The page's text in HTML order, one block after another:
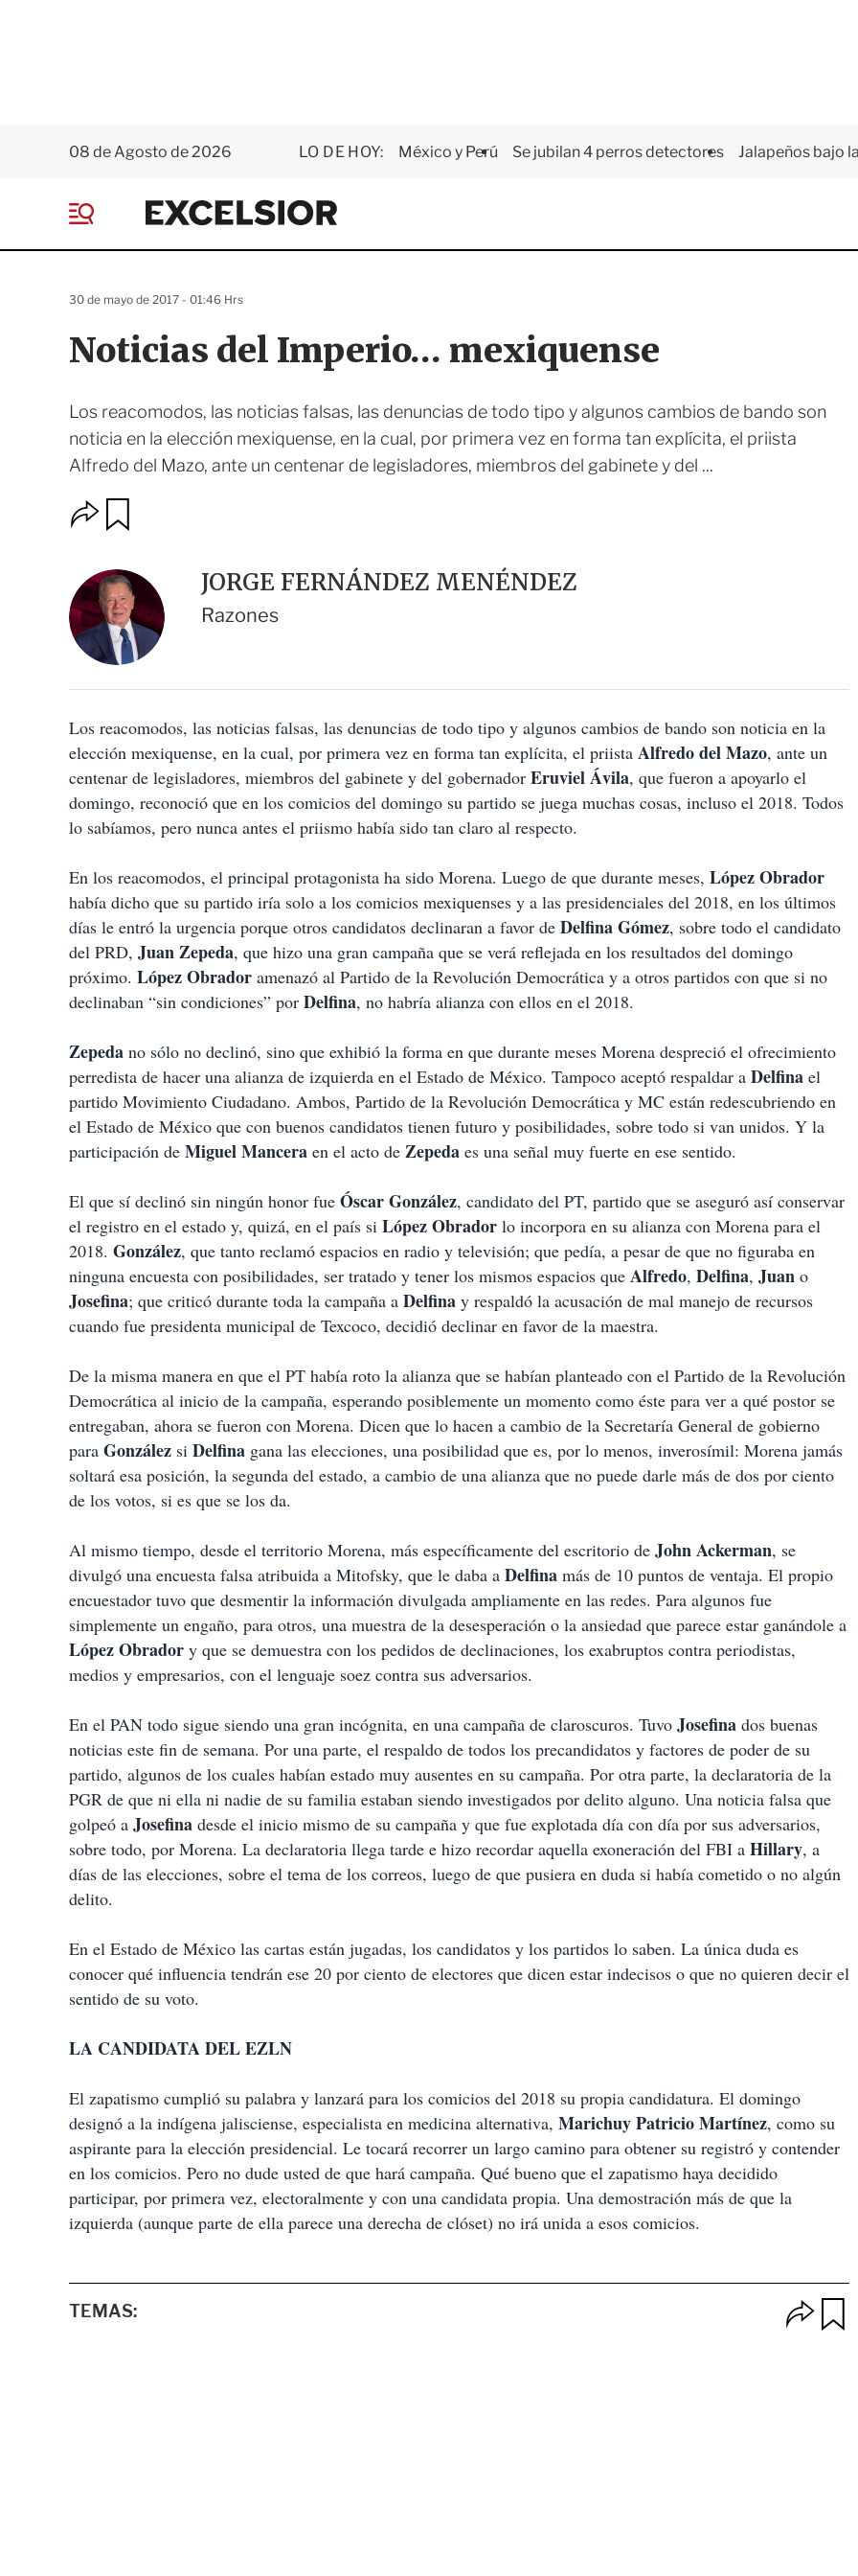
08 de Agosto de 2026 LO DE HOY: México y Perú Se jubilan 4 perros detectores Jalapeños bajo
E
x
e
r
e
Noticias del Imperio… mexiquense
Los reacomodos, las noticias falsas, las denuncias de todo tipo y algunos cambios de bando son
noticia en la elección mexiquense, en la cual, por primera vez en forma tan explícita, el priista
Alfredo del Mazo, ante un centenar de legisladores, miembros del gabinete y del ...
30 de mayo de 2017 - 01:46 Hrs
O
p
o
n
e
d
e
c
m
a
r
t
r
d
a
r
JORGE FERNÁNDEZ MENÉNDEZ
Razones
Los reacomodos, las noticias falsas, las denuncias de todo tipo y algunos cambios de bando son noticia en la
elección mexiquense, en la cual, por primera vez en forma tan explícita, el priista Alfredo del Mazo, ante un
centenar de legisladores, miembros del gabinete y del gobernador Eruviel Ávila, que fueron a apoyarlo el
domingo, reconoció que en los comicios del domingo su partido se juega muchas cosas, incluso el 2018. Todos
lo sabíamos, pero nunca antes el priismo había sido tan claro al respecto.
En los reacomodos, el principal protagonista ha sido Morena. Luego de que durante meses, López Obrador
había dicho que su partido iría solo a los comicios mexiquenses y a las presidenciales del 2018, en los últimos
días le entró la urgencia porque otros candidatos declinaran a favor de Delfina Gómez, sobre todo el candidato
del PRD, Juan Zepeda, que hizo una gran campaña que se verá reflejada en los resultados del domingo
próximo. López Obrador amenazó al Partido de la Revolución Democrática y a otros partidos con que si no
declinaban “sin condiciones” por Delfina, no habría alianza con ellos en el 2018.
Zepeda no sólo no declinó, sino que exhibió la forma en que durante meses Morena despreció el ofrecimiento
perredista de hacer una alianza de izquierda en el Estado de México. Tampoco aceptó respaldar a Delfina el
partido Movimiento Ciudadano. Ambos, Partido de la Revolución Democrática y MC están redescubriendo en
el Estado de México que con buenos candidatos tienen futuro y posibilidades, sobre todo si van unidos. Y la
participación de Miguel Mancera en el acto de Zepeda es una señal muy fuerte en ese sentido.
El que sí declinó sin ningún honor fue Óscar González, candidato del PT, partido que se aseguró así conservar
el registro en el estado y, quizá, en el país si López Obrador lo incorpora en su alianza con Morena para el
2018. González, que tanto reclamó espacios en radio y televisión; que pedía, a pesar de que no figuraba en
ninguna encuesta con posibilidades, ser tratado y tener los mismos espacios que Alfredo, Delfina, Juan o
Josefina; que criticó durante toda la campaña a Delfina y respaldó la acusación de mal manejo de recursos
cuando fue presidenta municipal de Texcoco, decidió declinar en favor de la maestra.
De la misma manera en que el PT había roto la alianza que se habían planteado con el Partido de la Revolución
Democrática al inicio de la campaña, esperando posiblemente un momento como éste para ver a qué postor se
entregaban, ahora se fueron con Morena. Dicen que lo hacen a cambio de la Secretaría General de gobierno
para González si Delfina gana las elecciones, una posibilidad que es, por lo menos, inverosímil: Morena jamás
soltará esa posición, la segunda del estado, a cambio de una alianza que no puede darle más de dos por ciento
de los votos, si es que se los da.
Al mismo tiempo, desde el territorio Morena, más específicamente del escritorio de John Ackerman, se
divulgó una encuesta falsa atribuida a Mitofsky, que le daba a Delfina más de 10 puntos de ventaja. El propio
encuestador tuvo que desmentir la información divulgada ampliamente en las redes. Para algunos fue
simplemente un engaño, para otros, una muestra de la desesperación o la ansiedad que parece estar ganándole a
López Obrador y que se demuestra con los pedidos de declinaciones, los exabruptos contra periodistas,
medios y empresarios, con el lenguaje soez contra sus adversarios.
En el PAN todo sigue siendo una gran incógnita, en una campaña de claroscuros. Tuvo Josefina dos buenas
noticias este fin de semana. Por una parte, el respaldo de todos los precandidatos y factores de poder de su
partido, algunos de los cuales habían estado muy ausentes en su campaña. Por otra parte, la declaratoria de la
PGR de que ni ella ni nadie de su familia estaban siendo investigados por delito alguno. Una noticia falsa que
golpeó a Josefina desde el inicio mismo de su campaña y que fue explotada día con día por sus adversarios,
sobre todo, por Morena. La declaratoria llega tarde e hizo recordar aquella exoneración del FBI a Hillary, a
días de las elecciones, sobre el tema de los correos, luego de que pusiera en duda si había cometido o no algún
delito.
En el Estado de México las cartas están jugadas, los candidatos y los partidos lo saben. La única duda es
conocer qué influencia tendrán ese 20 por ciento de electores que dicen estar indecisos o que no quieren decir el
sentido de su voto.
LA CANDIDATA DEL EZLN
El zapatismo cumplió su palabra y lanzará para los comicios del 2018 su propia candidatura. El domingo
designó a la indígena jalisciense, especialista en medicina alternativa, Marichuy PatricioMartínez, como su
aspirante para la elección presidencial. Le tocará recorrer un largo camino para obtener su registró y contender
en los comicios. Pero no dude usted de que hará campaña. Qué bueno que el zapatismo haya decidido
participar, por primera vez, electoralmente y con una candidata propia. Una demostración más de que la
izquierda (aunque parte de ella parece una derecha de clóset) no irá unida a esos comicios.
TEMAS:
p